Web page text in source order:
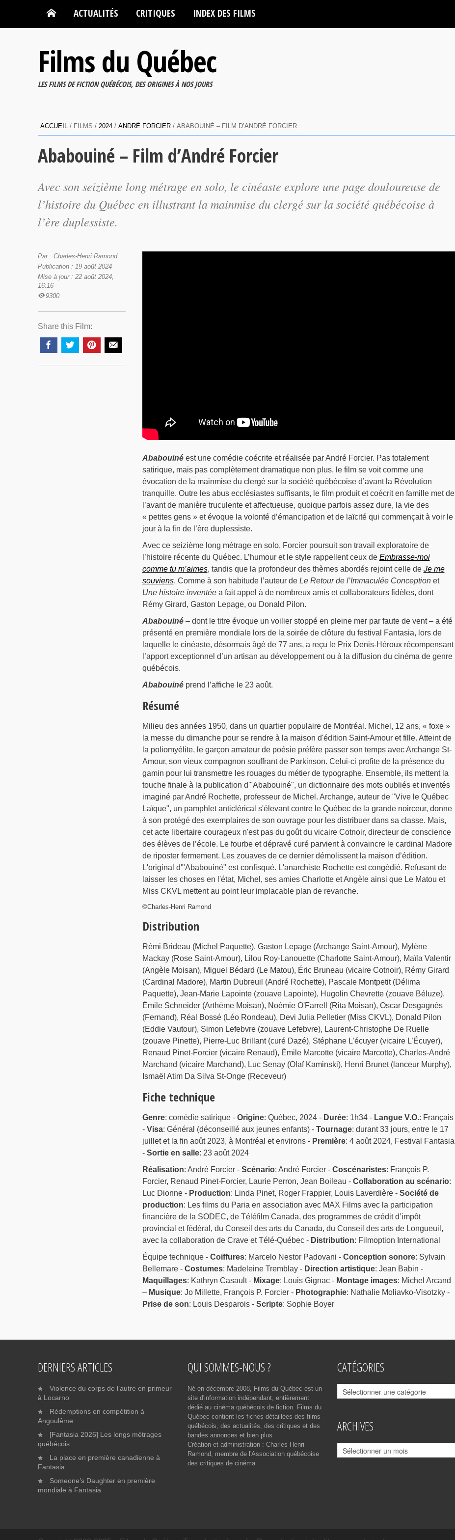
ACTUALITÉS CRITIQUES INDEX DES FILMS
Films du Québec
LES FILMS DE FICTION QUÉBÉCOIS, DES ORIGINES À NOS JOURS
ACCUEIL / FILMS / 2024 / ANDRÉ FORCIER / ABABOUINÉ – FILM D’ANDRÉ FORCIER
Ababouiné – Film d’André Forcier
Avec son seizième long métrage en solo, le cinéaste explore une page douloureuse de
l’histoire du Québec en illustrant la mainmise du clergé sur la société québécoise à
l’ère duplessiste.
Par : Charles-Henri Ramond
Publication : 19 août 2024
Mise à jour : 22 août 2024,
16:16
9300
Share this Film:
Ababouinéest une comédie coécrite et réalisée par André Forcier. Pas totalement
satirique, mais pas complètement dramatique non plus, le film se voit comme une
évocation de la mainmise du clergé sur la société québécoise d’avant la Révolution
tranquille. Outre les abus ecclésiastes suffisants, le film produit et coécrit en famille met de
l’avant de manière truculente et affectueuse, quoique parfois assez dure, la vie des
« petites gens » et évoque la volonté d’émancipation et de laïcité qui commençait à voir le
jour à la fin de l’ère duplessiste.
Avec ce seizième long métrage en solo, Forcier poursuit son travail exploratoire de
l’histoire récente du Québec. L’humour et le style rappellent ceux de Embrasse-moi
comme tu m’aimes, tandis que la profondeur des thèmes abordés rejoint celle de Je me
souviens. Comme à son habitude l’auteur de Le Retour de l’Immaculée Conceptionet
Une histoire inventéea fait appel à de nombreux amis et collaborateurs fidèles, dont
Rémy Girard, Gaston Lepage, ou Donald Pilon.
Ababouiné– dont le titre évoque un voilier stoppé en pleine mer par faute de vent – a été
présenté en première mondiale lors de la soirée de clôture du festival Fantasia, lors de
laquelle le cinéaste, désormais âgé de 77 ans, a reçu le Prix Denis-Héroux récompensant
l’apport exceptionnel d’un artisan au développement ou à la diffusion du cinéma de genre
québécois.
Ababouinéprend l’affiche le 23 août.
Résumé
Milieu des années 1950, dans un quartier populaire de Montréal. Michel, 12 ans, « foxe »
la messe du dimanche pour se rendre à la maison d'édition Saint-Amour et fille. Atteint de
la poliomyélite, le garçon amateur de poésie préfère passer son temps avec Archange St-
Amour, son vieux compagnon souffrant de Parkinson. Celui-ci profite de la présence du
gamin pour lui transmettre les rouages du métier de typographe. Ensemble, ils mettent la
touche finale à la publication d'"Ababouiné", un dictionnaire des mots oubliés et inventés
imaginé par André Rochette, professeur de Michel. Archange, auteur de "Vive le Québec
Laïque", un pamphlet anticlérical s'élevant contre le Québec de la grande noirceur, donne
à son protégé des exemplaires de son ouvrage pour les distribuer dans sa classe. Mais,
cet acte libertaire courageux n'est pas du goût du vicaire Cotnoir, directeur de conscience
des élèves de l’école. Le fourbe et dépravé curé parvient à convaincre le cardinal Madore
de riposter fermement. Les zouaves de ce dernier démolissent la maison d’édition.
L'original d'"Ababouiné" est confisqué. L'anarchiste Rochette est congédié. Refusant de
laisser les choses en l'état, Michel, ses amies Charlotte et Angèle ainsi que Le Matou et
Miss CKVL mettent au point leur implacable plan de revanche.
©Charles-Henri Ramond
Distribution
Rémi Brideau (Michel Paquette), Gaston Lepage (Archange Saint-Amour), Mylène
Mackay (Rose Saint-Amour), Lilou Roy-Lanouette (Charlotte Saint-Amour), Maïla Valentir
(Angèle Moisan), Miguel Bédard (Le Matou), Éric Bruneau (vicaire Cotnoir), Rémy Girard
(Cardinal Madore), Martin Dubreuil (André Rochette), Pascale Montpetit (Délima
Paquette), Jean-Marie Lapointe (zouave Lapointe), Hugolin Chevrette (zouave Béluze),
Émile Schneider (Arthème Moisan), Noémie O'Farrell (Rita Moisan), Oscar Desgagnés
(Fernand), Réal Bossé (Léo Rondeau), Devi Julia Pelletier (Miss CKVL), Donald Pilon
(Eddie Vautour), Simon Lefebvre (zouave Lefebvre), Laurent-Christophe De Ruelle
(zouave Pinette), Pierre-Luc Brillant (curé Dazé), Stéphane L’écuyer (vicaire L’Écuyer),
Renaud Pinet-Forcier (vicaire Renaud), Émile Marcotte (vicaire Marcotte), Charles-André
Marchand (vicaire Marchand), Luc Senay (Olaf Kaminski), Henri Brunet (lanceur Murphy),
Ismaël Atim Da Silva St-Onge (Receveur)
Fiche technique
Genre: comédie satirique - Origine: Québec, 2024 - Durée: 1h34 - Langue V.O.: Français
- Visa: Général (déconseillé aux jeunes enfants) - Tournage: durant 33 jours, entre le 17
juillet et la fin août 2023, à Montréal et environs - Première: 4 août 2024, Festival Fantasia
- Sortie en salle: 23 août 2024
Réalisation: André Forcier - Scénario: André Forcier - Coscénaristes: François P.
Forcier, Renaud Pinet-Forcier, Laurie Perron, Jean Boileau - Collaboration au scénario:
Luc Dionne - Production: Linda Pinet, Roger Frappier, Louis Laverdière - Société de
production: Les films du Paria en association avec MAX Films avec la participation
financière de la SODEC, de Téléfilm Canada, des programmes de crédit d’impôt
provincial et fédéral, du Conseil des arts du Canada, du Conseil des arts de Longueuil,
avec la collaboration de Crave et Télé-Québec - Distribution: Filmoption International
Équipe technique - Coiffures: Marcelo Nestor Padovani - Conception sonore: Sylvain
Bellemare - Costumes: Madeleine Tremblay - Direction artistique: Jean Babin -
Maquillages: Kathryn Casault - Mixage: Louis Gignac - Montage images: Michel Arcand
– Musique: Jo Millette, François P. Forcier - Photographie: Nathalie Moliavko-Visotzky -
Prise de son: Louis Desparois - Scripte: Sophie Boyer
DERNIERS ARTICLES
Violence du corps de l’autre en primeur
à Locarno
Rédemptions en compétition à
Angoulême
[Fantasia 2026] Les longs métrages
québécois
La place en première canadienne à
Fantasia
Someone’s Daughter en première
mondiale à Fantasia
QUI SOMMES-NOUS ?
Né en décembre 2008, Films du Québec est un
site d'information indépendant, entièrement
dédié au cinéma québécois de fiction. Films du
Québec contient les fiches détaillées des films
québécois, des actualités, des critiques et des
bandes annonces et bien plus.
Création et administration : Charles-Henri
Ramond, membre de l'Association québécoise
des critiques de cinéma.
CATÉGORIES
Catégories
ARCHIVES
Archives